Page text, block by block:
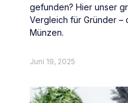
gefunden? Hier unser
Vergleich für Gründer –
Münzen.
Juni 19, 2025